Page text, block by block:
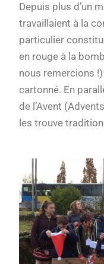
Depuis plus d’un
travaillaient à la
particulier
en rouge à la
nous remercions
cartonné. En
de l’Avent
les trouve